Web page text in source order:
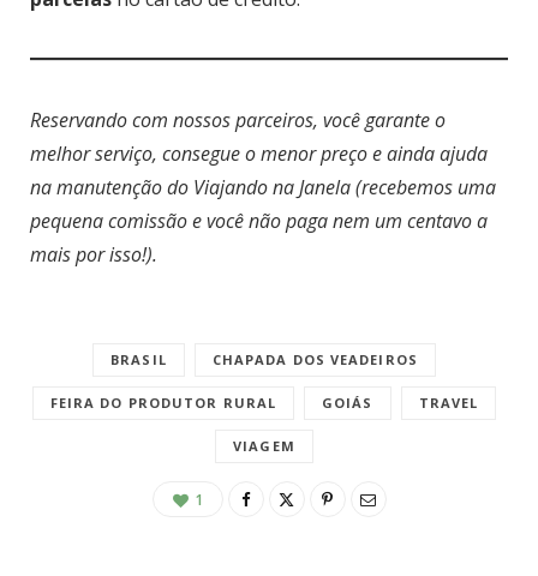
Reservando com nossos parceiros, você garante o
melhor serviço, consegue o menor preço e ainda ajuda
na manutenção do Viajando na Janela (recebemos uma
pequena comissão e você não paga nem um centavo a
mais por isso!).
BRASIL CHAPADA DOS VEADEIROS
FEIRA DO PRODUTOR RURAL GOIÁS TRAVEL
VIAGEM
1